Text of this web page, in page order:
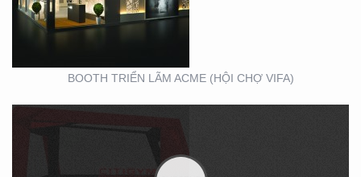
BOOTH TRIỂN LÃM ACME (HỘI CHỢ VIFA)
EXPO_NOVOLAND)